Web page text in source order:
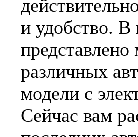
и удобство. В
различных
модели с
Сейчас вам